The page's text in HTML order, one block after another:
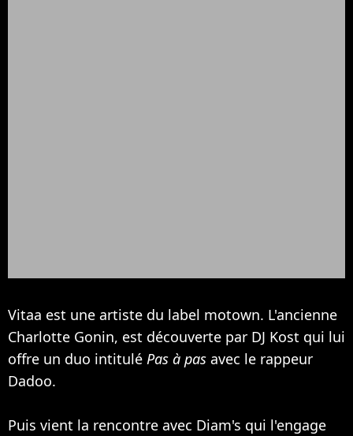
Vitaa est une artiste du label motown. L'ancienne
Charlotte Gonin, est découverte par DJ Kost qui lui
offre un duo intitulé Pas à pas avec le rappeur
Dadoo.
Puis vient la rencontre avec Diam's qui l'engage